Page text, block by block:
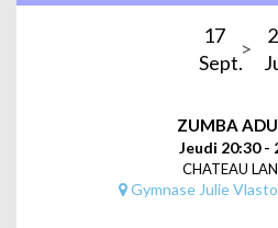
17
Sept.
ZUMBA
Jeudi 20:30 -
CHATEAU
Gymnase Julie Vlasto